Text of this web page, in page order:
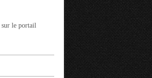
sur le portail